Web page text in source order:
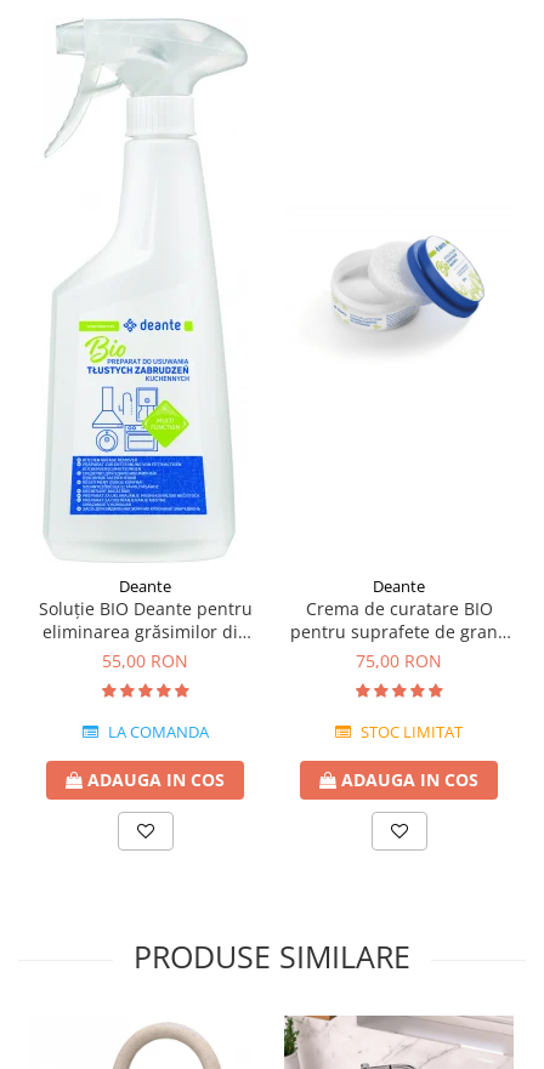
Deante
Soluție BIO Deante pentru
eliminarea grăsimilor din
bucătărie -chiuvete
granit,ceramica si inox
55,00 RON
LA COMANDA
ADAUGA IN COS
Deante
Crema de curatare BIO
pentru suprafete de granit
Deante 250 ml
75,00 RON
STOC LIMITAT
ADAUGA IN COS
PRODUSE SIMILARE